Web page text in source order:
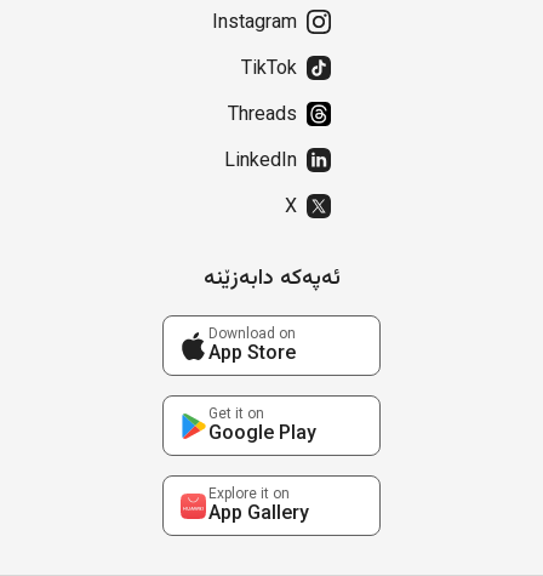
Instagram
TikTok
Threads
LinkedIn
X
ئەپەکە دابەزێنە
Download on
App Store
Get it on
Google Play
Explore it on
App Gallery